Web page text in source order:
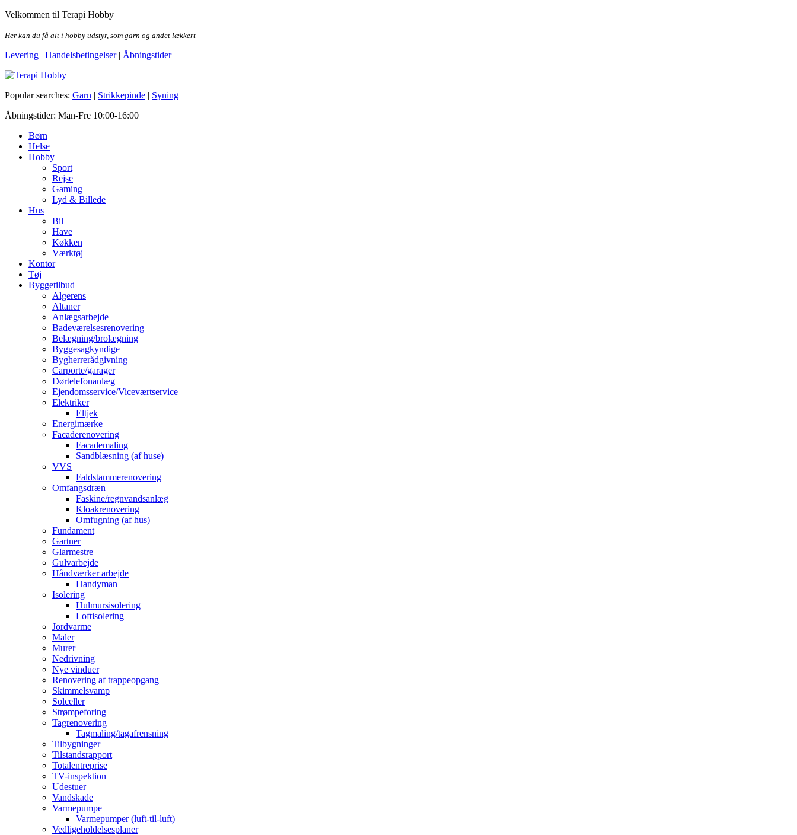
Skip
the
Velkommen til Terapi Hobby
Her kan du få alt i hobby udstyr, som garn og andet lækkert
Levering | Handelsbetingelser| Åbningstider
Terapi Hobby
Popular searches: Garn | Strikkepinde | Syning
Åbningstider: Man-Fre 10:00-16:00
Børn
Helse
Hobby
Sport
Rejse
Gaming
Lyd & Billede
Hus
Bil
Have
Køkken
Værktøj
Kontor
Tøj
Byggetilbud
Algerens
Altaner
Anlægsarbejde
Badeværelsesrenovering
Belægning/brolægning
Byggesagkyndige
Bygherrerådgivning
Carporte/garager
Dørtelefonanlæg
Ejendomsservice/Viceværtservice
Elektriker
Eltjek
Energimærke
Facaderenovering
Facademaling
Sandblæsning (af huse)
VVS
Faldstammerenovering
Omfangsdræn
Faskine/regnvandsanlæg
Kloakrenovering
Omfugning (af hus)
Fundament
Gartner
Glarmestre
Gulvarbejde
Håndværker arbejde
Handyman
Isolering
Hulmursisolering
Loftisolering
Jordvarme
Maler
Murer
Nedrivning
Nye vinduer
Renovering af trappeopgang
Skimmelsvamp
Solceller
Strømpeforing
Tagrenovering
Tagmaling/tagafrensning
Tilbygninger
Tilstandsrapport
Totalentreprise
TV-inspektion
Udestuer
Vandskade
Varmepumpe
Varmepumper (luft-til-luft)
Vedligeholdelsesplaner